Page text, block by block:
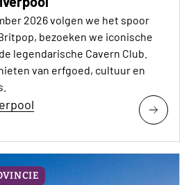
2026 volgen we het spoor
bezoeken we iconische
legendarische Cavern Club.
van erfgoed, cultuur en